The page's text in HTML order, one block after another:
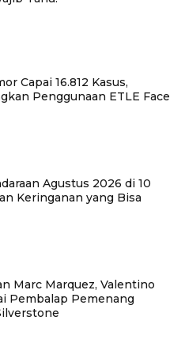
Capai 16.812 Kasus,
Penggunaan ETLE Face
Agustus 2026 di 10
Keringanan yang Bisa
Marc Marquez, Valentino
Pembalap Pemenang